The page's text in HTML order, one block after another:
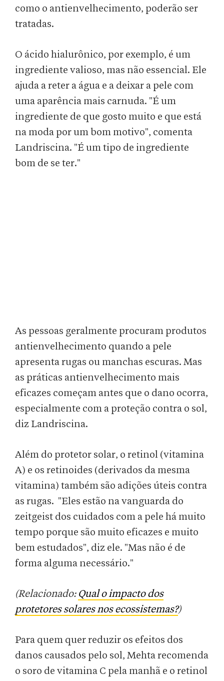
como o antienvelhecimento, poderão ser
tratadas.
O ácido hialurônico, por exemplo, é um
ingrediente valioso, mas não essencial. Ele
ajuda a reter a água e a deixar a pele com
uma aparência mais carnuda. "É um
ingrediente de que gosto muito e que está
na moda por um bom motivo", comenta
Landriscina. "É um tipo de ingrediente
bom de se ter."
As pessoas geralmente procuram produtos
antienvelhecimento quando a pele
apresenta rugas ou manchas escuras. Mas
as práticas antienvelhecimento mais
eficazes começam antes que o dano ocorra,
especialmente com a proteção contra o sol,
diz Landriscina.
Além do protetor solar, o retinol (vitamina
A) e os retinoides (derivados da mesma
vitamina) também são adições úteis contra
as rugas. "Eles estão na vanguarda do
zeitgeist dos cuidados com a pele há muito
tempo porque são muito eficazes e muito
bem estudados", diz ele. "Mas não é de
forma alguma necessário."
(Relacionado: Qual o impacto dos
protetores solares nos ecossistemas?)
Para quem quer reduzir os efeitos dos
danos causados pelo sol, Mehta recomenda
o soro de vitamina C pela manhã e o retinol